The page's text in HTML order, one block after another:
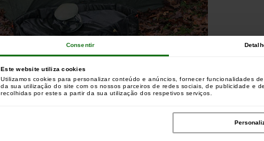
Consentir
Este website utiliza cookies
Utilizamos cookies para personalizar conteúdo e anúncios, fornecer funcionalidades
da sua utilização do site com os nossos parceiros de redes sociais, de publicidade e
recolhidas por estes a partir da sua utilização dos respetivos serviços.